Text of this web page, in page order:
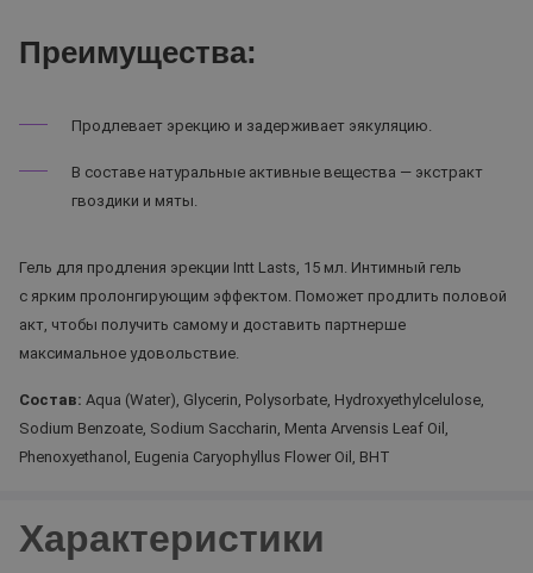
Преимущества:
Продлевает эрекцию и задерживает эякуляцию.
В составе натуральные активные вещества — экстракт
гвоздики и мяты.
Гель для продления эрекции Intt Lasts, 15 мл. Интимный гель
с ярким пролонгирующим эффектом. Поможет продлить половой
акт, чтобы получить самому и доставить партнерше
максимальное удовольствие.
Состав: Aqua (Water), Glycerin, Polysorbate, Hydroxyethylcelulose,
Sodium Benzoate, Sodium Saccharin, Menta Arvensis Leaf Oil,
Phenoxyethanol, Eugenia Caryophyllus Flower Oil, BHT
Характеристики